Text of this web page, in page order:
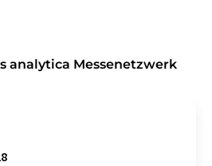
analytica Messenetzwerk